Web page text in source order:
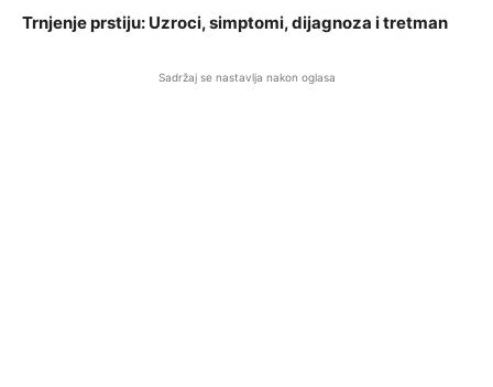
Trnjenje prstiju: Uzroci, simptomi, dijagnoza i tretman
Sadržaj se nastavlja nakon oglasa